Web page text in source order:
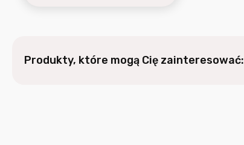
Produkty, które mogą Cię zainteresować: